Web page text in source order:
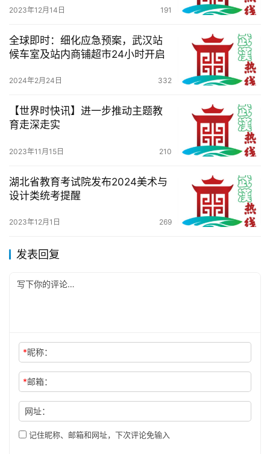
2023年12月14日 191
全球即时：细化应急预案，武汉站
候车室及站内商铺超市24小时开启
2024年2月24日 332
【世界时快讯】进一步推动主题教
育走深走实
2023年11月15日 210
湖北省教育考试院发布2024美术与
设计类统考提醒
2023年12月1日 269
发表回复
*昵称：
*邮箱：
网址：
记住昵称、邮箱和网址，下次评论免输入